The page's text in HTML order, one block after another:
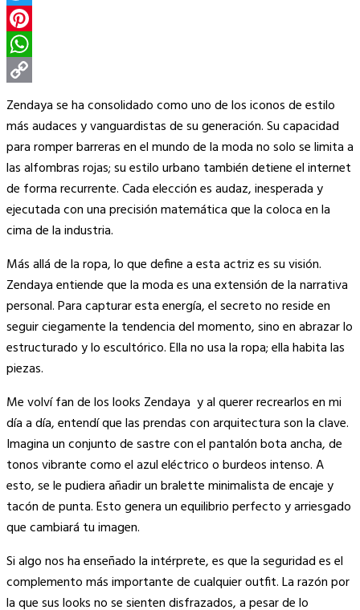
Twitter
Pinterest
WhatsApp
Copy
Link
Zendaya se ha consolidado como uno de los iconos de estilo
más audaces y vanguardistas de su generación. Su capacidad
para romper barreras en el mundo de la moda no solo se limita a
las alfombras rojas; su estilo urbano también detiene el internet
de forma recurrente. Cada elección es audaz, inesperada y
ejecutada con una precisión matemática que la coloca en la
cima de la industria.
Más allá de la ropa, lo que define a esta actriz es su visión.
Zendaya entiende que la moda es una extensión de la narrativa
personal. Para capturar esta energía, el secreto no reside en
seguir ciegamente la tendencia del momento, sino en abrazar lo
estructurado y lo escultórico. Ella no usa la ropa; ella habita las
piezas.
Me volví fan de los looks Zendaya y al querer recrearlos en mi
día a día, entendí que las prendas con arquitectura son la clave.
Imagina un conjunto de sastre con el pantalón bota ancha, de
tonos vibrante como el azul eléctrico o burdeos intenso. A
esto, se le pudiera añadir un bralette minimalista de encaje y
tacón de punta. Esto genera un equilibrio perfecto y arriesgado
que cambiará tu imagen.
Si algo nos ha enseñado la intérprete, es que la seguridad es el
complemento más importante de cualquier outfit. La razón por
la que sus looks no se sienten disfrazados, a pesar de lo